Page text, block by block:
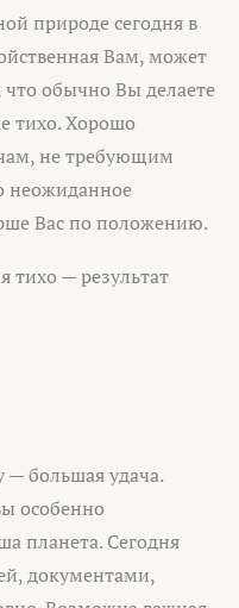
природе сегодня в
Вам, может
что обычно Вы делаете
тихо. Хорошо
не требующим
неожиданное
Вас по положению.
тихо — результат
— большая удача.
особенно
планета. Сегодня
документами,